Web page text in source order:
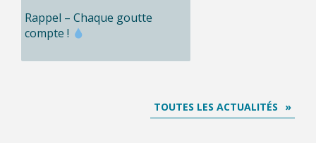
Rappel – Chaque goutte
compte !
TOUTES LES ACTUALITÉS